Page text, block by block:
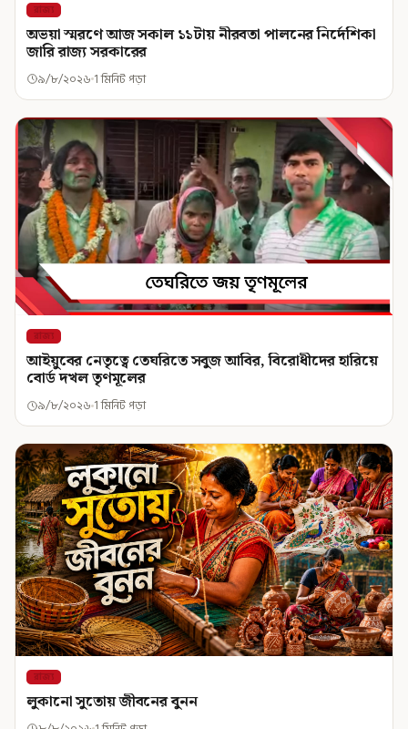
রাজ্য
অভয়া স্মরণে আজ সকাল ১১টায় নীরবতা পালনের নির্দেশিকা
জারি রাজ্য সরকারের
৯/৮/২০২৬ 1 মিনিট পড়া
রাজ্য
আইয়ুবের নেতৃত্বে তেঘরিতে সবুজ আবির, বিরোধীদের হারিয়ে
বোর্ড দখল তৃণমূলের
৯/৮/২০২৬ 1 মিনিট পড়া
রাজ্য
লুকানো সুতোয় জীবনের বুনন